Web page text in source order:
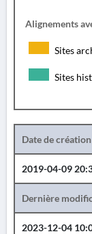
Alignements
Sites
Sites
Date de création
2019-04-09
Dernière
2023-12-04